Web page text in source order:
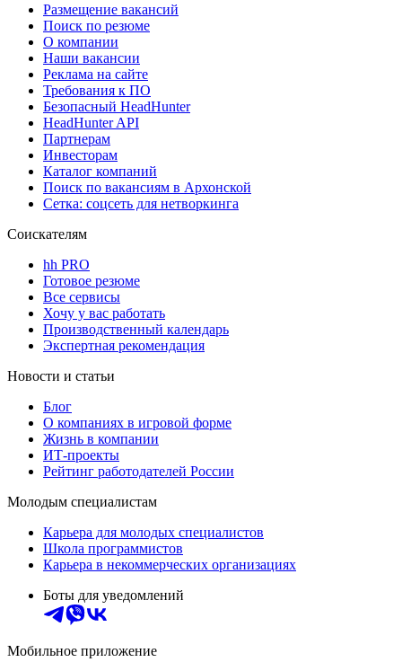
Размещение вакансий
Поиск по резюме
О компании
Наши вакансии
Реклама на сайте
Требования к ПО
Безопасный HeadHunter
HeadHunter API
Партнерам
Инвесторам
Каталог компаний
Поиск по вакансиям в Архонской
Сетка: соцсеть для нетворкинга
Соискателям
hh PRO
Готовое резюме
Все сервисы
Хочу у вас работать
Производственный календарь
Экспертная рекомендация
Новости и статьи
Блог
О компаниях в игровой форме
Жизнь в компании
ИТ-проекты
Рейтинг работодателей России
Молодым специалистам
Карьера для молодых специалистов
Школа программистов
Карьера в некоммерческих организациях
Боты для уведомлений
Мобильное приложение